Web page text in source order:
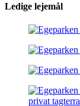
Ledige lejemål